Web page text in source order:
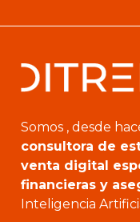
Somos , desde
consultora de
venta digital
financieras y
Inteligencia